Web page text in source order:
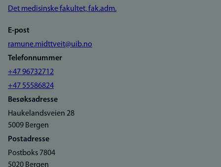
Det medisinske fakultet, fak.adm.
E-post
ramune.midttveit@uib.no
Telefonnummer
+47 96732712
+47 55586824
Besøksadresse
Haukelandsveien 28
5009 Bergen
Postadresse
Postboks 7804
5020 Bergen